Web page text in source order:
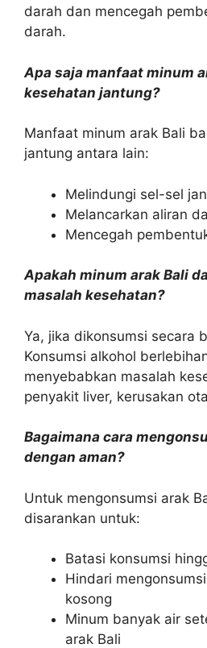
darah dan mencegah
darah.
Apa saja manfaat minum
kesehatan jantung?
Manfaat minum arak Bali
jantung antara lain:
Melindungi sel-sel
Melancarkan aliran
Mencegah
Apakah minum arak Bali
masalah kesehatan?
Ya, jika dikonsumsi secara
Konsumsi alkohol
menyebabkan masalah
penyakit liver, kerusakan
Bagaimana cara
dengan aman?
Untuk mengonsumsi arak
disarankan untuk:
Batasi konsumsi
Hindari
kosong
Minum banyak air
arak Bali